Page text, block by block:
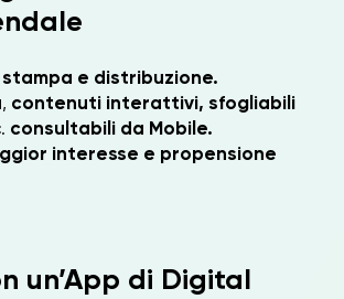
e distribuzione.
contenuti interattivi, sfogliabili
consultabili da Mobile.
interesse e propensione
un’App di Digital